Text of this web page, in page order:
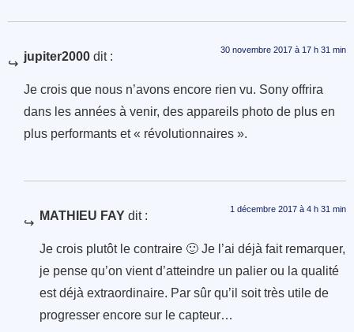
jupiter2000 dit : 30 novembre 2017 à 17 h 31 min
Je crois que nous n’avons encore rien vu. Sony offrira
dans les années à venir, des appareils photo de plus en
plus performants et « révolutionnaires ».
MATHIEU FAY dit : 1 décembre 2017 à 4 h 31 min
Je crois plutôt le contraire 🙂 Je l’ai déjà fait remarquer,
je pense qu’on vient d’atteindre un palier ou la qualité
est déjà extraordinaire. Par sûr qu’il soit très utile de
progresser encore sur le capteur…